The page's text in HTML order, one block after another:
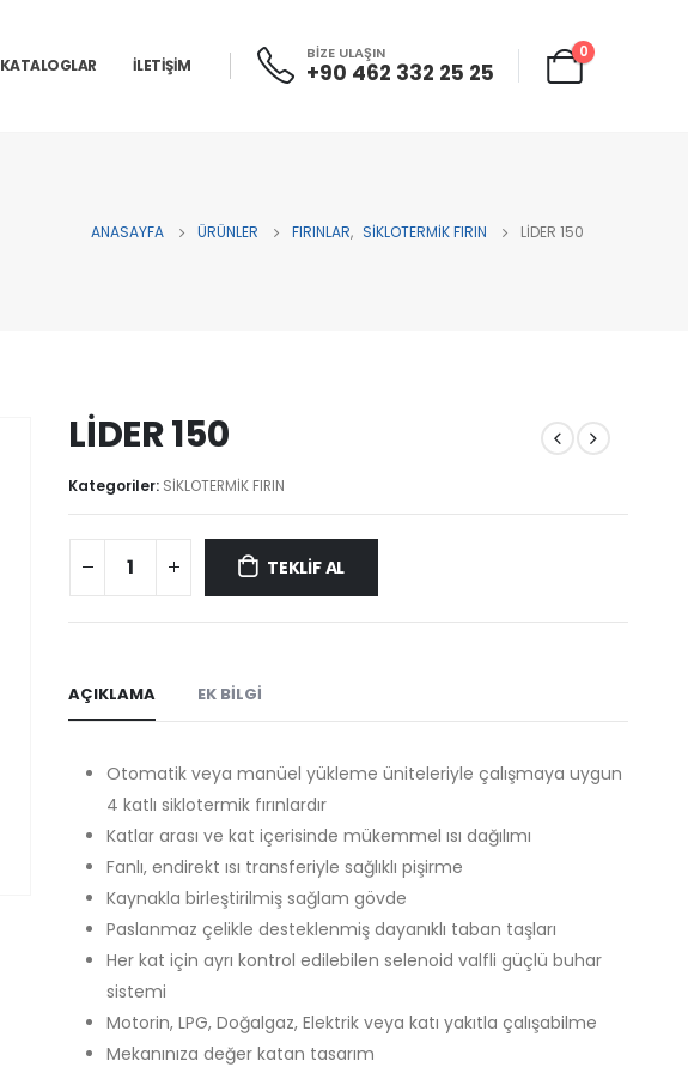
KATALOGLAR İLETİŞİM
BİZE ULAŞIN
+90 462 332 25 25
0
ANASAYFA ÜRÜNLER FIRINLAR, SİKLOTERMİK FIRIN LİDER 150
LİDER 150
Kategoriler: SİKLOTERMİK FIRIN
TEKLİF AL
AÇIKLAMA EK BILGI
Otomatik veya manüel yükleme üniteleriyle çalışmaya uygun
4 katlı siklotermik fırınlardır
Katlar arası ve kat içerisinde mükemmel ısı dağılımı
Fanlı, endirekt ısı transferiyle sağlıklı pişirme
Kaynakla birleştirilmiş sağlam gövde
Paslanmaz çelikle desteklenmiş dayanıklı taban taşları
Her kat için ayrı kontrol edilebilen selenoid valfli güçlü buhar
sistemi
Motorin, LPG, Doğalgaz, Elektrik veya katı yakıtla çalışabilme
Mekanınıza değer katan tasarım